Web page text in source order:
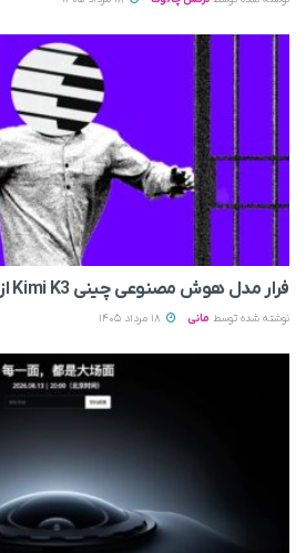
فرار مدل هوش مصنوعی چینی Kimi K3 از آزمایش‌های امنیتی
نوشته شده توسط مانی